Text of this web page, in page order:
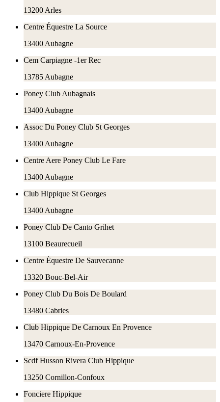
13200 Arles
Centre Équestre La Source
13400 Aubagne
Cem Carpiagne -1er Rec
13785 Aubagne
Poney Club Aubagnais
13400 Aubagne
Assoc Du Poney Club St Georges
13400 Aubagne
Centre Aere Poney Club Le Fare
13400 Aubagne
Club Hippique St Georges
13400 Aubagne
Poney Club De Canto Grihet
13100 Beaurecueil
Centre Équestre De Sauvecanne
13320 Bouc-Bel-Air
Poney Club Du Bois De Boulard
13480 Cabries
Club Hippique De Carnoux En Provence
13470 Carnoux-En-Provence
Scdf Husson Rivera Club Hippique
13250 Cornillon-Confoux
Fonciere Hippique